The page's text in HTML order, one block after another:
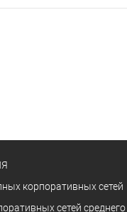
корпоративных сетей
сетей